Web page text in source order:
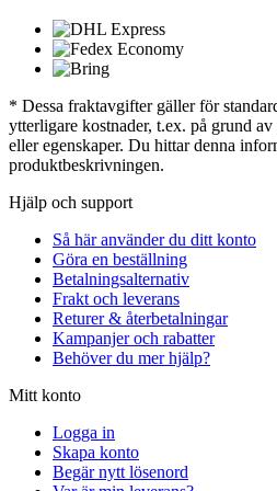
* Dessa fraktavgifter gäller för
ytterligare kostnader, t.ex. på grund
eller egenskaper. Du hittar denna
produktbeskrivningen.
Hjälp och support
Så här använder du ditt konto
Göra en beställning
Betalningsalternativ
Frakt och leverans
Returer & återbetalningar
Kampanjer och rabatter
Behöver du mer hjälp?
Mitt konto
Logga in
Skapa konto
Begär nytt lösenord